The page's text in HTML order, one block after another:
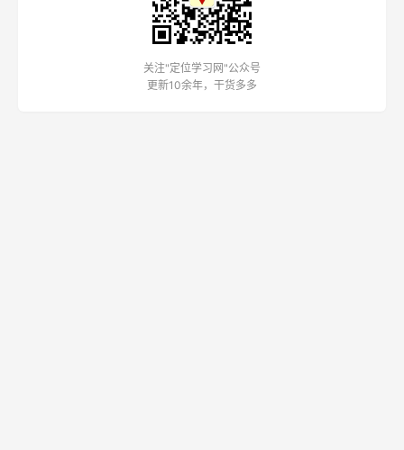
关注"定位学习网"公众号
更新10余年，干货多多